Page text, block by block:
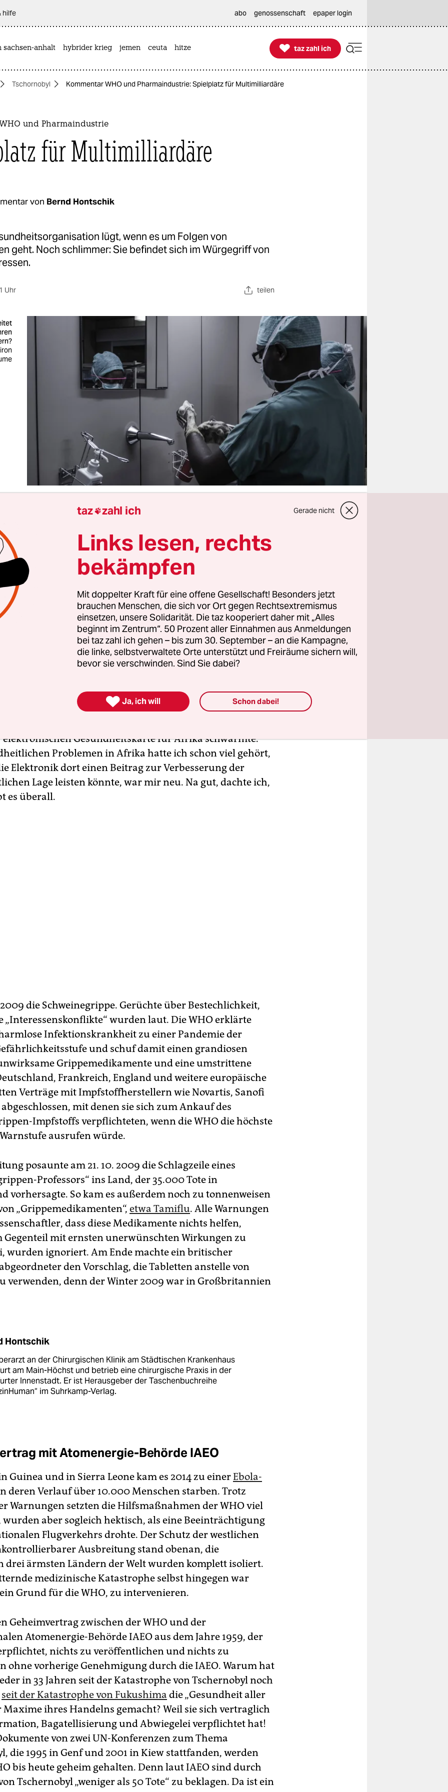
hilfe abo genossenschaft epaper login
sachsen-anhalt hybrider krieg jemen ceuta hitze 
taz zahl ich
taz zahl ich
Tschornobyl Kommentar WHO und Pharmaindustrie: Spielplatz für Multimilliardäre
und Pharmaindustrie
für Multimilliardäre
von Bernd Hontschik
lügt, wenn es um Folgen von
geht. Noch schlimmer: Sie befindet sich im Würgegriff von
Uhr teilen
Medizinstudent war ich voller Bewunderung. Was für
mächtige, weltumspannende Organisation, die so viel
tut! Die Weltgesundheitsorganisation WHO erklärte
zum Grundrecht eines jeden Menschen, bezeichnete die
aller Völker als Voraussetzung für Frieden, und definierte
als den „Zustand des vollständigen körperlichen, geistigen
Wohlbefindens und nicht nur des Freiseins von
Gebrechen“. 1948 wurde die WHO gegründet. Es ist ihr
die Pocken auszurotten. Die Kinderlähmung wurde massiv
Seit über 70 Jahren arbeitet die WHO also zum Wohle
Mal stutzig wurde ich 2008 auf einer internationalen
elektronischen Gesundheitskarte für Afrika schwärmte.
Problemen in Afrika hatte ich schon viel gehört,
Elektronik dort einen Beitrag zur Verbesserung der
Lage leisten könnte, war mir neu. Na gut, dachte ich,
es überall.
die Schweinegrippe. Gerüchte über Bestechlichkeit,
„Interessenskonflikte“ wurden laut. Die WHO erklärte
Infektionskrankheit zu einer Pandemie der
und schuf damit einen grandiosen
Grippemedikamente und eine umstrittene
Frankreich, England und weitere europäische
Verträge mit Impfstoffherstellern wie Novartis, Sanofi
mit denen sie sich zum Ankauf des
Impfstoffs verpflichteten, wenn die WHO die höchste
ausrufen würde.
posaunte am 21. 10. 2009 die Schlagzeile eines
Professors“ ins Land, der 35.000 Tote in
vorhersagte. So kam es außerdem noch zu tonnenweisen
„Grippemedikamenten“, etwa Tamiflu. Alle Warnungen
dass diese Medikamente nichts helfen,
Gegenteil mit ernsten unerwünschten Wirkungen zu
wurden ignoriert. Am Ende machte ein britischer
den Vorschlag, die Tabletten anstelle von
verwenden, denn der Winter 2009 war in Großbritannien
Hontschik
an der Chirurgischen Klinik am Städtischen Krankenhaus
am Main-Höchst und betrieb eine chirurgische Praxis in der
Innenstadt. Er ist Herausgeber der Taschenbuchreihe
im Suhrkamp-Verlag.
mit Atomenergie-Behörde IAEO
Guinea und in Sierra Leone kam es 2014 zu einerEbola-
deren Verlauf über 10.000 Menschen starben. Trotz
Warnungen setzten die Hilfsmaßnahmen der WHO viel
wurden aber sogleich hektisch, als eine Beeinträchtigung
Flugverkehrs drohte. Der Schutz der westlichen
Ausbreitung stand obenan, die
drei ärmsten Ländern der Welt wurden komplett isoliert.
medizinische Katastrophe selbst hingegen war
Grund für die WHO, zu intervenieren.
Geheimvertrag zwischen der WHO und der
Atomenergie-Behörde IAEO aus dem Jahre 1959, der
nichts zu veröffentlichen und nichts zu
ohne vorherige Genehmigung durch die IAEO. Warum hat
in 33 Jahren seit der Katastrophe von Tschernobyl noch
seit der Katastrophe von Fukushima die „Gesundheit aller
Maxime ihres Handelns gemacht? Weil sie sich vertraglich
Bagatellisierung und Abwiegelei verpflichtet hat!
von zwei UN-Konferenzen zum Thema
die 1995 in Genf und 2001 in Kiew stattfanden, werden
bis heute geheim gehalten. Denn laut IAEO sind durch
Tschernobyl „weniger als 50 Tote“ zu beklagen. Da ist ein
taz zahl ich Gerade nicht
Links lesen, rechts
bekämpfen
Mit doppelter Kraft für eine offene Gesellschaft! Besonders jetzt
brauchen Menschen, die sich vor Ort gegen Rechtsextremismus
einsetzen, unsere Solidarität. Die taz kooperiert daher mit „Alles
beginnt im Zentrum“. 50 Prozent aller Einnahmen aus Anmeldungen
bei taz zahl ich gehen – bis zum 30. September – an die Kampagne,
die linke, selbstverwaltete Orte unterstützt und Freiräume sichern will,
bevor sie verschwinden. Sind Sie dabei?
 Ja, ich will Schon dabei!